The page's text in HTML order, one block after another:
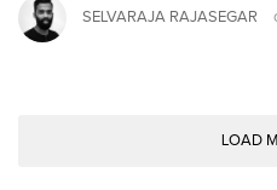
SELVARAJA RAJASEGAR
LOAD